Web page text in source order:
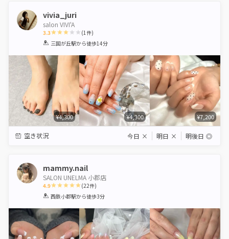
vivia_juri
salon VIVI'A
3.3
1 2 3 4 5
(1件)
三国が丘駅から徒歩14分
¥4,300 ¥4,300 ¥7,200
空き状況 今日 × 明日 × 明後日 ◎
mammy.nail
SALON UNELMA 小郡店
4.9
1 2 3 4 5
(22件)
西鉄小郡駅から徒歩3分